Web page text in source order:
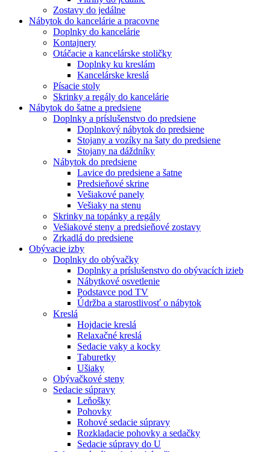
Zostavy do jedálne
Nábytok do kancelárie a pracovne
Doplnky do kancelárie
Kontajnery
Otáčacie a kancelárske stoličky
Doplnky ku kreslám
Kancelárske kreslá
Písacie stoly
Skrinky a regály do kancelárie
Nábytok do šatne a predsiene
Doplnky a príslušenstvo do predsiene
Doplnkový nábytok do predsiene
Stojany a vozíky na šaty do predsiene
Stojany na dáždníky
Nábytok do predsiene
Lavice do predsiene a šatne
Predsieňové skrine
Vešiakové panely
Vešiaky na stenu
Skrinky na topánky a regály
Vešiakové steny a predsieňové zostavy
Zrkadlá do predsiene
Obývacie izby
Doplnky do obývačky
Doplnky a príslušenstvo do obývacích izieb
Nábytkové osvetlenie
Podstavce pod TV
Údržba a starostlivosť o nábytok
Kreslá
Hojdacie kreslá
Relaxačné kreslá
Sedacie vaky a kocky
Taburetky
Ušiaky
Obývačkové steny
Sedacie súpravy
Leňošky
Pohovky
Rohové sedacie súpravy
Rozkladacie pohovky a sedačky
Sedacie súpravy do U